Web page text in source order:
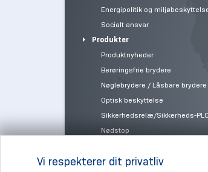
Energipolitik og
Socialt ansvar
Produkter
Produktnyheder
Berøringsfrie brydere
Nøglebrydere / Låsbare brydere
Optisk beskyttelse
Sikkerhedsrelæ/Sikkerheds-PLC
Nødstop
Brochurer
Vi respekterer dit privatliv